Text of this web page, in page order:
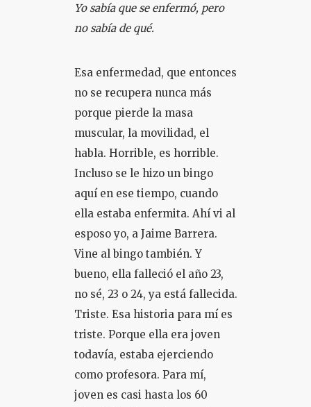
Yo sabía que se enfermó, pero
no sabía de qué.
Esa enfermedad, que entonces
no se recupera nunca más
porque pierde la masa
muscular, la movilidad, el
habla. Horrible, es horrible.
Incluso se le hizo un bingo
aquí en ese tiempo, cuando
ella estaba enfermita. Ahí vi al
esposo yo, a Jaime Barrera.
Vine al bingo también. Y
bueno, ella falleció el año 23,
no sé, 23 o 24, ya está fallecida.
Triste. Esa historia para mí es
triste. Porque ella era joven
todavía, estaba ejerciendo
como profesora. Para mí,
joven es casi hasta los 60